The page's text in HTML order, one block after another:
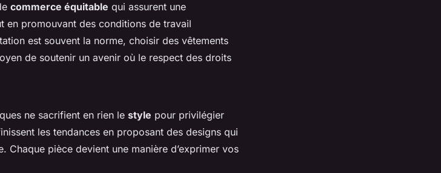
commerce équitable qui assurent une
en promouvant des conditions de travail
est souvent la norme, choisir des vêtements
de soutenir un avenir où le respect des droits
ne sacrifient en rien le style pour privilégier
les tendances en proposant des designs qui
Chaque pièce devient une manière d’exprimer vos